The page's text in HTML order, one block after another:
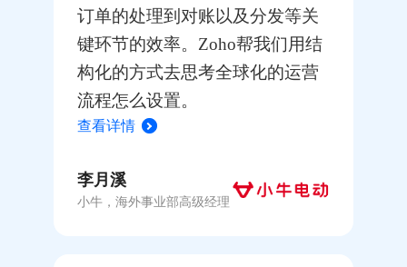
订单的处理到对账以及分发等关
键环节的效率。Zoho帮我们用结
构化的方式去思考全球化的运营
流程怎么设置。
查看详情
李月溪
小牛，海外事业部高级经理